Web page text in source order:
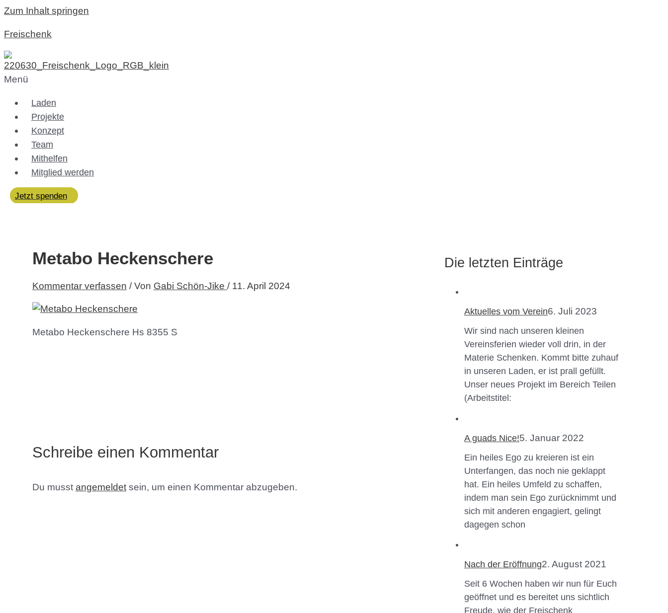
Zum Inhalt springen
Freischenk
Menü
Laden
Projekte
Konzept
Team
Mithelfen
Mitglied werden
Jetzt spenden
Metabo Heckenschere
Kommentar verfassen / Von Gabi Schön-Jike / 11. April 2024
Metabo Heckenschere Hs 8355 S
Schreibe einen Kommentar
Du musst angemeldet sein, um einen Kommentar abzugeben.
Die letzten Einträge
Aktuelles vom Verein6. Juli 2023
Wir sind nach unseren kleinen
Vereinsferien wieder voll drin, in der
Materie Schenken. Kommt bitte zuhauf
in unseren Laden, er ist prall gefüllt.
Unser neues Projekt im Bereich Teilen
(Arbeitstitel:
A guads Nice!5. Januar 2022
Ein heiles Ego zu kreieren ist ein
Unterfangen, das noch nie geklappt
hat. Ein heiles Umfeld zu schaffen,
indem man sein Ego zurücknimmt und
sich mit anderen engagiert, gelingt
dagegen schon
Nach der Eröffnung2. August 2021
Seit 6 Wochen haben wir nun für Euch
geöffnet und es bereitet uns sichtlich
Freude, wie der Freischenk